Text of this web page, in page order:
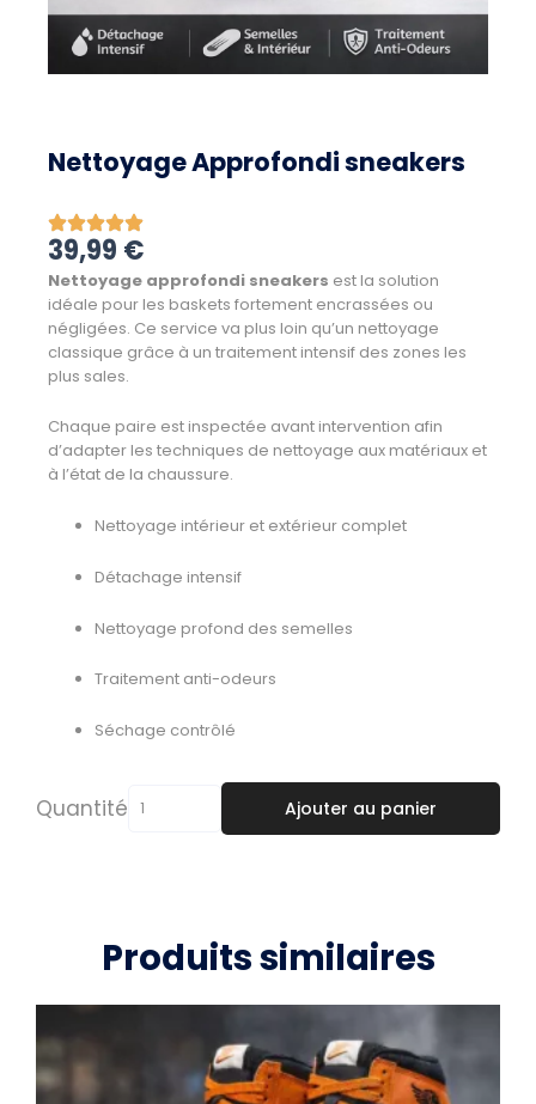
Nettoyage Approfondi sneakers
39,99 €
Nettoyage approfondi sneakers est la solution
idéale pour les baskets fortement encrassées ou
négligées. Ce service va plus loin qu’un nettoyage
classique grâce à un traitement intensif des zones les
plus sales.
Chaque paire est inspectée avant intervention afin
d’adapter les techniques de nettoyage aux matériaux et
à l’état de la chaussure.
Nettoyage intérieur et extérieur complet
Détachage intensif
Nettoyage profond des semelles
Traitement anti-odeurs
Séchage contrôlé
Quantité de
Ajouter au panier
Produits similaires